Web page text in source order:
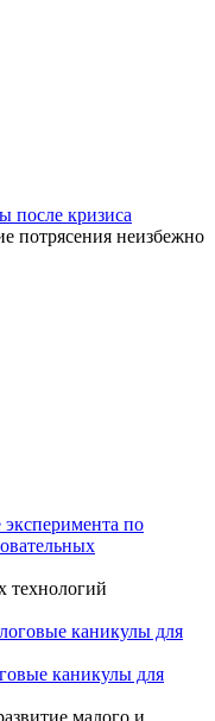
после кризиса
потрясения неизбежно
эксперимента по
технологий
каникулы для